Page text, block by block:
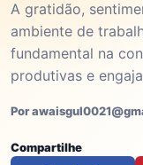
A gratidão,
ambiente de
fundamental na
produtivas e
Por
Compartilhe